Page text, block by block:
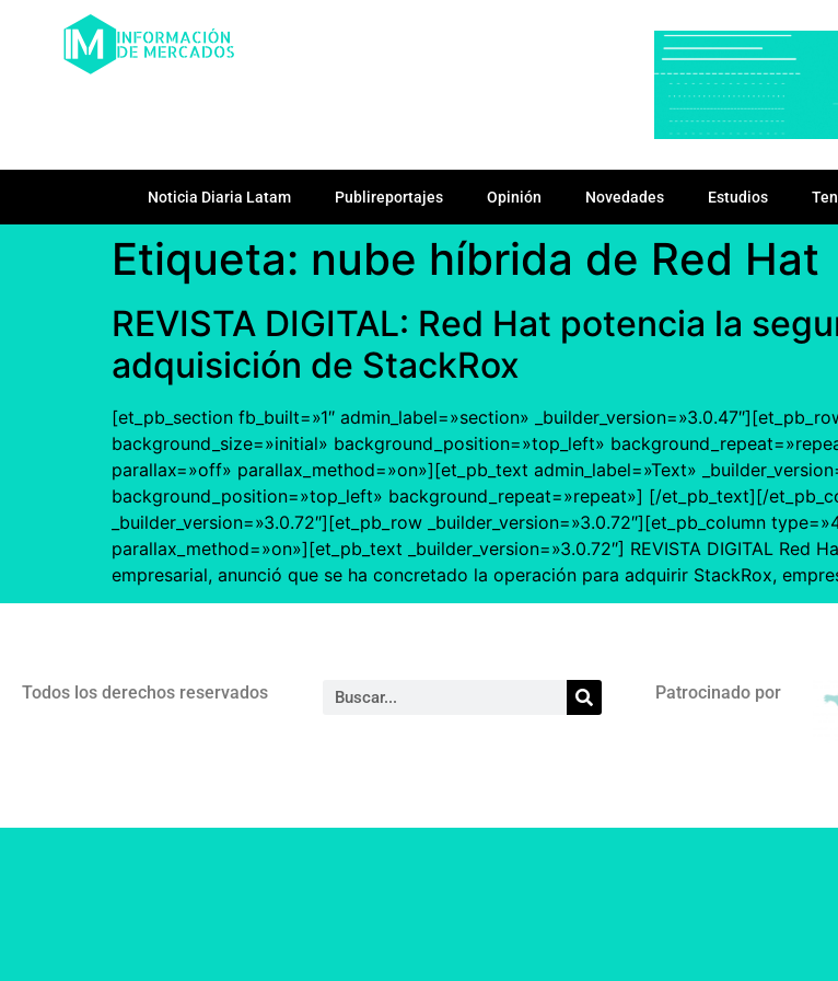
Noticia Diaria Latam Publireportajes Opinión Novedades Estudios
Etiqueta: nube híbrida de Red Hat
REVISTA DIGITAL: Red Hat potencia la
adquisición de StackRox
[et_pb_section fb_built=»1″ admin_label=»section»
background_size=»initial» background_position=»top_left»
parallax=»off» parallax_method=»on»][et_pb_text admin_label=»Text»
background_position=»top_left» background_repeat=»repeat»] [/et_pb_text][/
_builder_version=»3.0.72″][et_pb_row _builder_version=»3.0.72″][et_pb_column
parallax_method=»on»][et_pb_text _builder_version=»3.0.72″] REVISTA DIGITAL
empresarial, anunció que se ha concretado la operación para adquirir StackRox,
Todos los derechos reservados Patrocinado por